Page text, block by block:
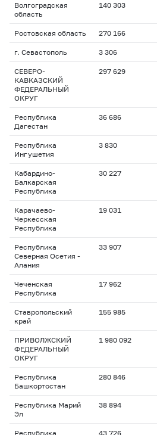
Волгоградская
область
140 303
Ростовская область 270 166
г. Севастополь 3 306
СЕВЕРО-
КАВКАЗСКИЙ
ФЕДЕРАЛЬНЫЙ
ОКРУГ
297 629
Республика
Дагестан
36 686
Республика
Ингушетия
3 830
Кабардино-
Балкарская
Республика
30 227
Карачаево-
Черкесская
Республика
19 031
Республика
Северная Осетия -
Алания
33 907
Чеченская
Республика
17 962
Ставропольский
край
155 985
ПРИВОЛЖСКИЙ
ФЕДЕРАЛЬНЫЙ
ОКРУГ
1 980 092
Республика
Башкортостан
280 846
Республика Марий
Эл
38 894
Республика 43 726